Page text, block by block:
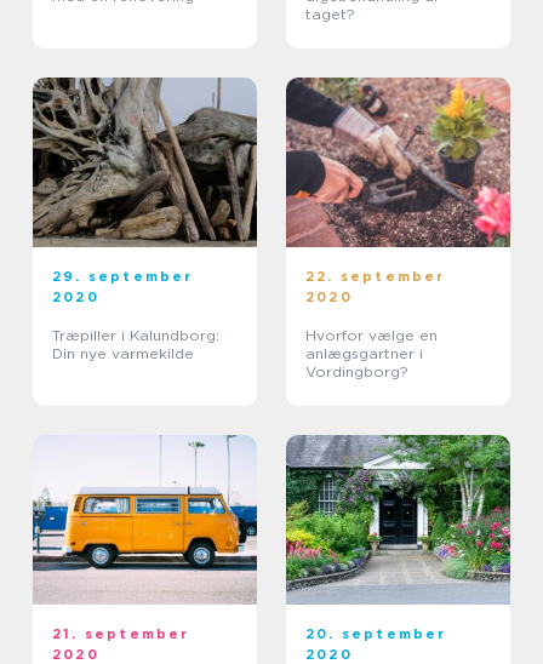
taget?
29. september
2020
Træpiller i Kalundborg:
Din nye varmekilde
22. september
2020
Hvorfor vælge en
anlægsgartner i
Vordingborg?
21. september
2020
20. september
2020